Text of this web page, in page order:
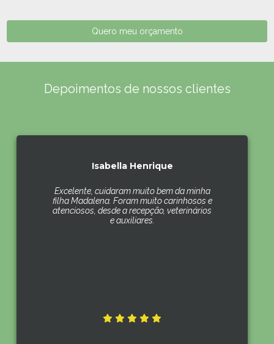
Quero meu orçamento
Depoimentos de nossos clientes
Isabella Henrique
Excelente, cuidaram muito bem da minha
filha Madalena. Foram muito carinhosos e
atenciosos, desde a recepção, veterinários
e auxiliares.